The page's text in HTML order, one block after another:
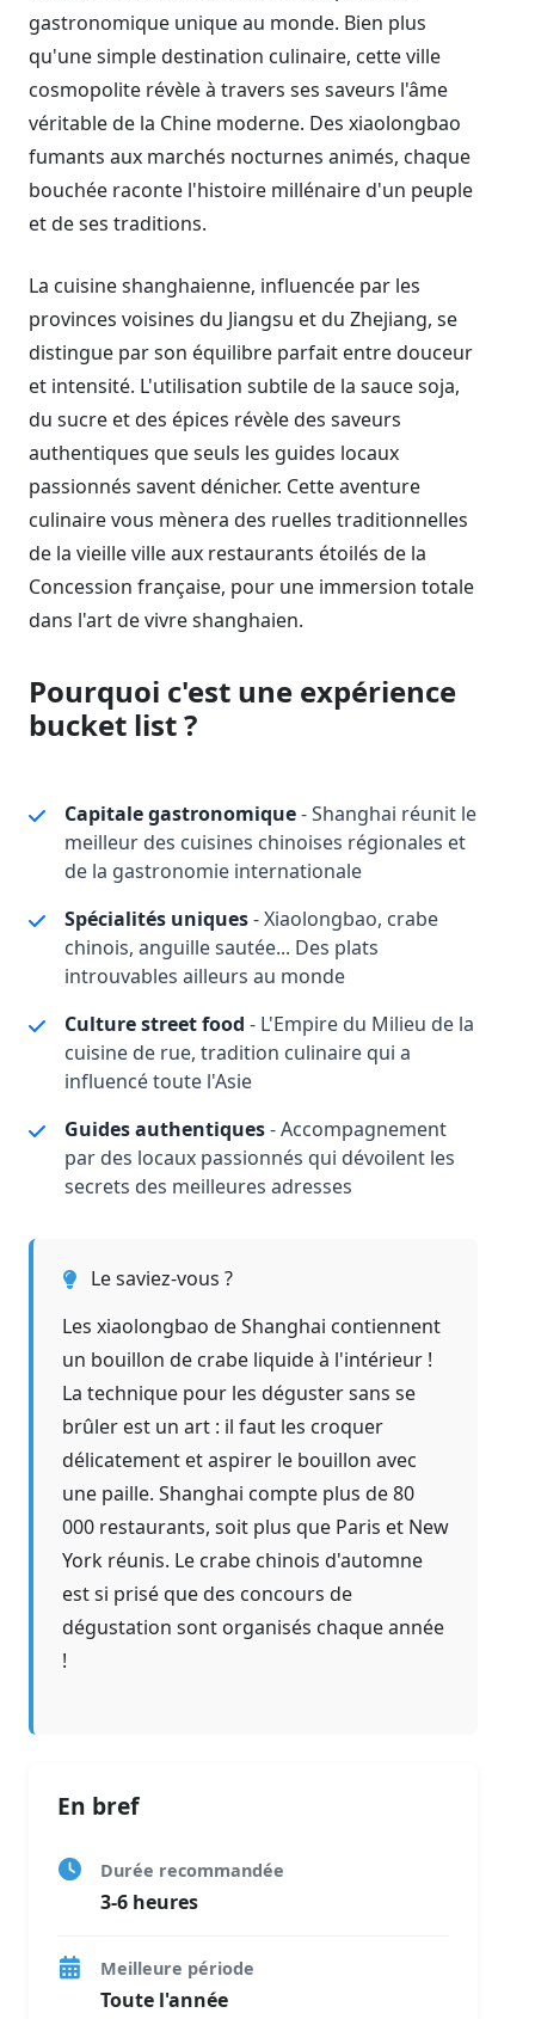
gastronomique unique au monde. Bien plus
qu'une simple destination culinaire, cette ville
cosmopolite révèle à travers ses saveurs l'âme
véritable de la Chine moderne. Des xiaolongbao
fumants aux marchés nocturnes animés, chaque
bouchée raconte l'histoire millénaire d'un peuple
et de ses traditions.
La cuisine shanghaienne, influencée par les
provinces voisines du Jiangsu et du Zhejiang, se
distingue par son équilibre parfait entre douceur
et intensité. L'utilisation subtile de la sauce soja,
du sucre et des épices révèle des saveurs
authentiques que seuls les guides locaux
passionnés savent dénicher. Cette aventure
culinaire vous mènera des ruelles traditionnelles
de la vieille ville aux restaurants étoilés de la
Concession française, pour une immersion totale
dans l'art de vivre shanghaien.
Pourquoi c'est une expérience
bucket list ?
Capitale gastronomique- Shanghai réunit le
meilleur des cuisines chinoises régionales et
de la gastronomie internationale
Spécialités uniques- Xiaolongbao, crabe
chinois, anguille sautée... Des plats
introuvables ailleurs au monde
Culture street food - L'Empire du Milieu de la
cuisine de rue, tradition culinaire qui a
influencé toute l'Asie
Guides authentiques- Accompagnement
par des locaux passionnés qui dévoilent les
secrets des meilleures adresses
Le saviez-vous ?
Les xiaolongbao de Shanghai contiennent
un bouillon de crabe liquide à l'intérieur !
La technique pour les déguster sans se
brûler est un art : il faut les croquer
délicatement et aspirer le bouillon avec
une paille. Shanghai compte plus de 80
000 restaurants, soit plus que Paris et New
York réunis. Le crabe chinois d'automne
est si prisé que des concours de
dégustation sont organisés chaque année
!
En bref
Durée recommandée
3-6 heures
Meilleure période
Toute l'année